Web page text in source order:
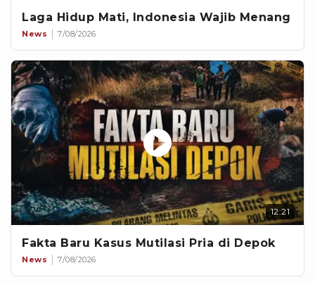
Laga Hidup Mati, Indonesia Wajib Menang
News 7/08/2026
12:21
Fakta Baru Kasus Mutilasi Pria di Depok
News 7/08/2026